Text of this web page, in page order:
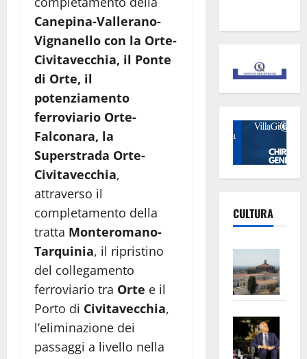
Canepina-Vallerano-
Vignanello con la Orte-
Civitavecchia, il Ponte
di Orte, il
potenziamento
ferroviario Orte-
Falconara, la
Superstrada Orte-
Civitavecchia,
attraverso il
completamento della
tratta Monteromano-
Tarquinia, il ripristino
del collegamento
ferroviario tra Orte e il
Porto di Civitavecchia,
l’eliminazione dei
passaggi a livello nella
CULTURA